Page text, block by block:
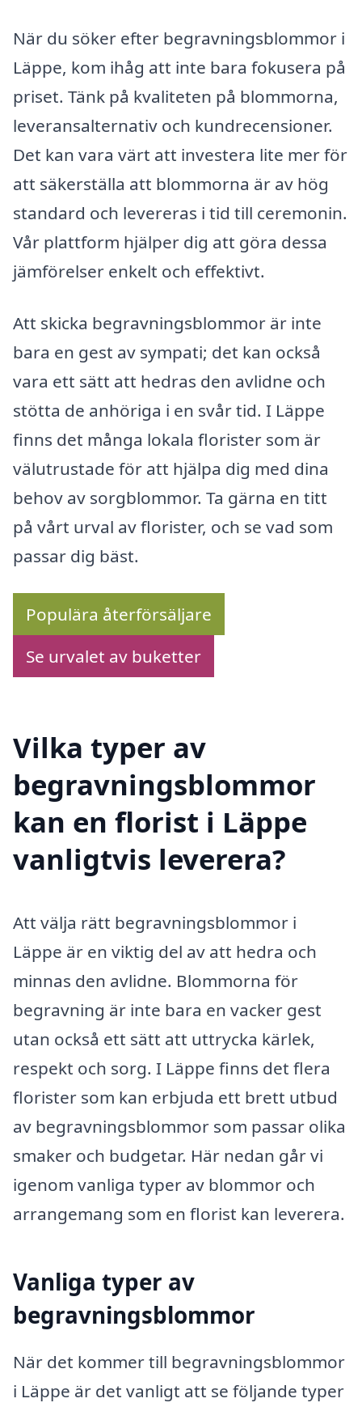
När du söker efter begravningsblommor i
Läppe, kom ihåg att inte bara fokusera på
priset. Tänk på kvaliteten på blommorna,
leveransalternativ och kundrecensioner.
Det kan vara värt att investera lite mer för
att säkerställa att blommorna är av hög
standard och levereras i tid till ceremonin.
Vår plattform hjälper dig att göra dessa
jämförelser enkelt och effektivt.
Att skicka begravningsblommor är inte
bara en gest av sympati; det kan också
vara ett sätt att hedras den avlidne och
stötta de anhöriga i en svår tid. I Läppe
finns det många lokala florister som är
välutrustade för att hjälpa dig med dina
behov av sorgblommor. Ta gärna en titt
på vårt urval av florister, och se vad som
passar dig bäst.
Populära återförsäljare
Se urvalet av buketter
Vilka typer av
begravningsblommor
kan en florist i Läppe
vanligtvis leverera?
Att välja rätt begravningsblommor i
Läppe är en viktig del av att hedra och
minnas den avlidne. Blommorna för
begravning är inte bara en vacker gest
utan också ett sätt att uttrycka kärlek,
respekt och sorg. I Läppe finns det flera
florister som kan erbjuda ett brett utbud
av begravningsblommor som passar olika
smaker och budgetar. Här nedan går vi
igenom vanliga typer av blommor och
arrangemang som en florist kan leverera.
Vanliga typer av
begravningsblommor
När det kommer till begravningsblommor
i Läppe är det vanligt att se följande typer